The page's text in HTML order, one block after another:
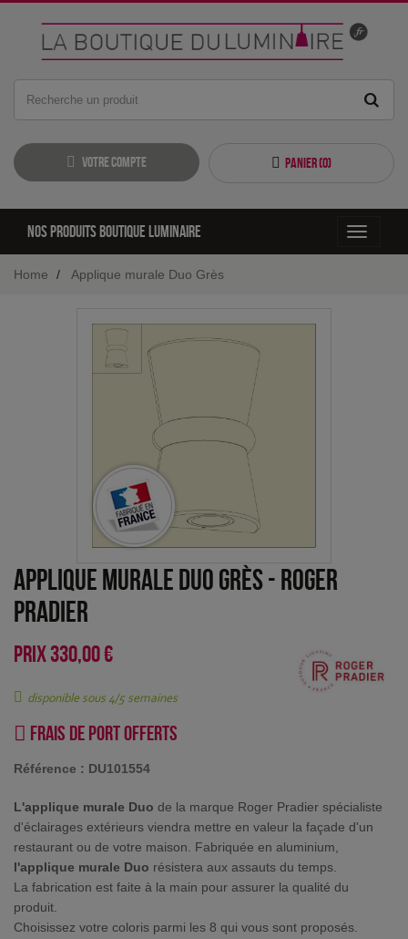
Votre compte Panier (0)
Toggle
Nos produits boutique luminaire
Home Applique murale Duo Grès
Applique murale Duo Grès- Roger
Pradier
PRIX330,00 €
disponible sous 4/5 semaines
Frais de port offerts
Référence : DU101554
L'applique murale Duo de la marque Roger Pradier spécialiste
d'éclairages extérieurs viendra mettre en valeur la façade d'un
restaurant ou de votre maison. Fabriquée en aluminium,
l'applique murale Duo résistera aux assauts du temps.
La fabrication est faite à la main pour assurer la qualité du
produit.
Choisissez votre coloris parmi les 8 qui vous sont proposés.